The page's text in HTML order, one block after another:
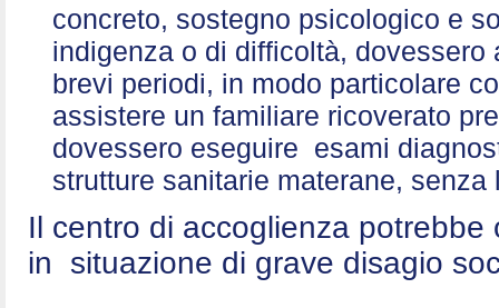
concreto, sostegno psicologico e
indigenza o di difficoltà,
brevi periodi, in modo particolare
assistere un familiare ricoverato
dovessero eseguire esami
strutture sanitarie materane,
Il centro di accoglienza
in situazione di grave disagio